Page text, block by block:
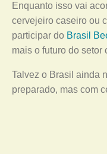
Enquanto isso vai
cervejeiro caseiro ou
participar do Brasil
mais o futuro do setor
Talvez o Brasil ainda
preparado, mas com